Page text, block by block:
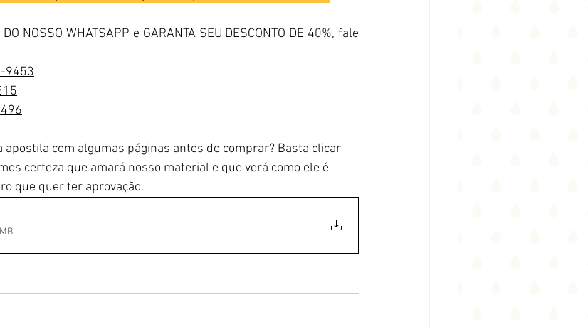
DO NOSSO WHATSAPP e GARANTA SEU DESCONTO DE 40%, fale
9453
apostila com algumas páginas antes de comprar? Basta clicar
certeza que amará nosso material e que verá como ele é
que quer ter aprovação.